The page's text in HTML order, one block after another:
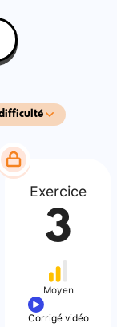
Exercice
3
Moyen
Corrigé vidéo